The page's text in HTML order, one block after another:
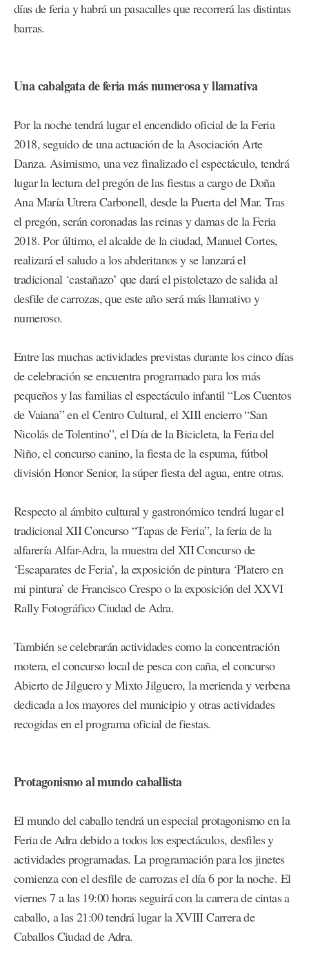
días de feria y habrá un pasacalles que recorrerá las distintas
barras.
Una cabalgata de feria más numerosa y llamativa
Por la noche tendrá lugar el encendido oficial de la Feria
2018, seguido de una actuación de la Asociación Arte
Danza. Asimismo, una vez finalizado el espectáculo, tendrá
lugar la lectura del pregón de las fiestas a cargo de Doña
Ana María Utrera Carbonell, desde la Puerta del Mar. Tras
el pregón, serán coronadas las reinas y damas de la Feria
2018. Por último, el alcalde de la ciudad, Manuel Cortes,
realizará el saludo a los abderitanos y se lanzará el
tradicional ‘castañazo’ que dará el pistoletazo de salida al
desfile de carrozas, que este año será más llamativo y
numeroso.
Entre las muchas actividades previstas durante los cinco días
de celebración se encuentra programado para los más
pequeños y las familias el espectáculo infantil “Los Cuentos
de Vaiana” en el Centro Cultural, el XIII encierro “San
Nicolás de Tolentino”, el Día de la Bicicleta, la Feria del
Niño, el concurso canino, la fiesta de la espuma, fútbol
división Honor Senior, la súper fiesta del agua, entre otras.
Respecto al ámbito cultural y gastronómico tendrá lugar el
tradicional XII Concurso “Tapas de Feria”, la feria de la
alfarería Alfar-Adra, la muestra del XII Concurso de
‘Escaparates de Feria’, la exposición de pintura ‘Platero en
mi pintura’ de Francisco Crespo o la exposición del XXVI
Rally Fotográfico Ciudad de Adra.
También se celebrarán actividades como la concentración
motera, el concurso local de pesca con caña, el concurso
Abierto de Jilguero y Mixto Jilguero, la merienda y verbena
dedicada a los mayores del municipio y otras actividades
recogidas en el programa oficial de fiestas.
Protagonismo al mundo caballista
El mundo del caballo tendrá un especial protagonismo en la
Feria de Adra debido a todos los espectáculos, desfiles y
actividades programadas. La programación para los jinetes
comienza con el desfile de carrozas el día 6 por la noche. El
viernes 7 a las 19:00 horas seguirá con la carrera de cintas a
caballo, a las 21:00 tendrá lugar la XVIII Carrera de
Caballos Ciudad de Adra.